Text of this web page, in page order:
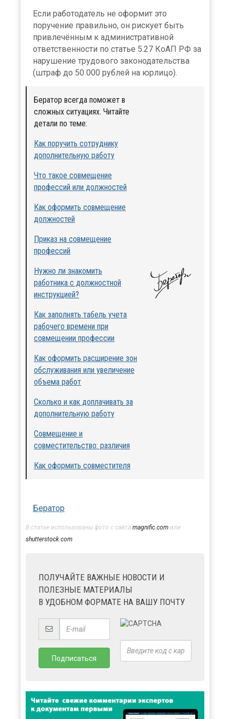
Если работодатель не оформит это
поручение правильно, он рискует быть
привлечённым к административной
ответственности по статье 5.27 КоАП РФ за
нарушение трудового законодательства
(штраф до 50 000 рублей на юрлицо).
Бератор всегда поможет в
сложных ситуациях. Читайте
детали по теме:
Как поручить сотруднику
дополнительную работу
Что такое совмещение
профессий или должностей
Как оформить совмещение
должностей
Приказ на совмещение
профессий
Нужно ли знакомить
работника с должностной
инструкцией?
Как заполнять табель учета
рабочего времени при
совмещении профессии
Как оформить расширение зон
обслуживания или увеличение
объема работ
Сколько и как доплачивать за
дополнительную работу
Совмещение и
совместительство: различия
Как оформить совместителя
Бератор
В статье использованы фото с сайта magnific.com или
shutterstock.com
ПОЛУЧАЙТЕ ВАЖНЫЕ НОВОСТИ И
ПОЛЕЗНЫЕ МАТЕРИАЛЫ
В УДОБНОМ ФОРМАТЕ НА ВАШУ ПОЧТУ